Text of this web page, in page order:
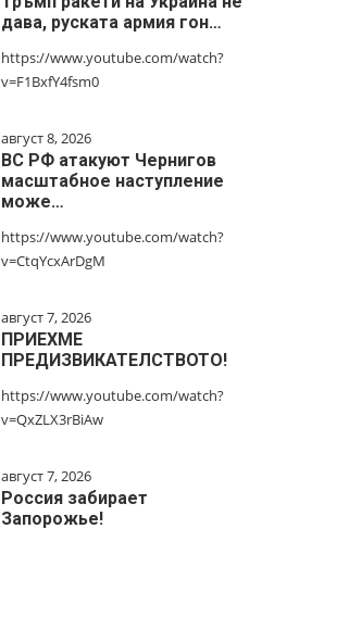
дава, руската армия гон…
https://www.youtube.com/watch?
v=F1BxfY4fsm0
август 8, 2026
ВС РФ атакуют Чернигов
масштабное наступление
може…
https://www.youtube.com/watch?
v=CtqYcxArDgM
август 7, 2026
ПРИЕХМЕ
ПРЕДИЗВИКАТЕЛСТВОТО!
https://www.youtube.com/watch?
v=QxZLX3rBiAw
август 7, 2026
Россия забирает
Запорожье!